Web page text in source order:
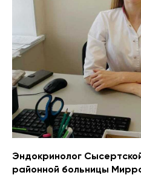
Эндокринолог
районной больницы